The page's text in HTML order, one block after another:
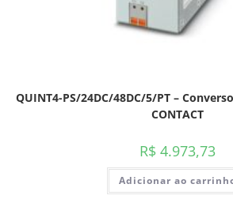
QUINT4-PS/24DC/48DC/5/PT –
CONTACT
R$ 4.973,73
Adicionar ao